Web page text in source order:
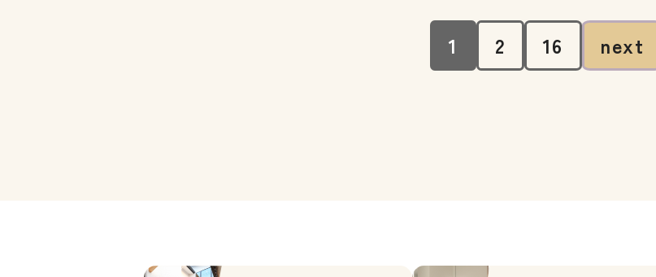
いが完成いたしま […]
1 2 16 next